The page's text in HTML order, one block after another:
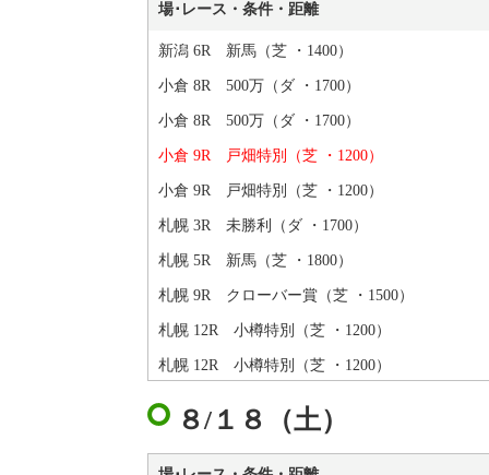
場･レース・条件・距離
新潟 6R 新馬（芝 ・1400）
小倉 8R 500万（ダ ・1700）
小倉 8R 500万（ダ ・1700）
小倉 9R 戸畑特別（芝 ・1200）
小倉 9R 戸畑特別（芝 ・1200）
札幌 3R 未勝利（ダ ・1700）
札幌 5R 新馬（芝 ・1800）
札幌 9R クローバー賞（芝 ・1500）
札幌 12R 小樽特別（芝 ・1200）
札幌 12R 小樽特別（芝 ・1200）
８/１８（土）